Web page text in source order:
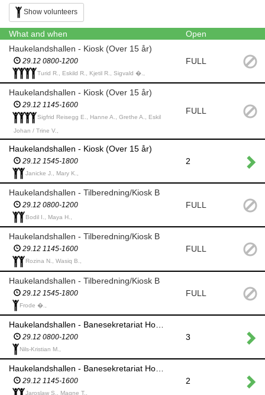
Show volunteers
What and when
Open
Haukelandshallen - Kiosk (Over 15 år)
29.12 0800-1200
Turid R., Eskild R., Kjetil R., Sigvald �.,
FULL
Haukelandshallen - Kiosk (Over 15 år)
29.12 1145-1600
Sigfrid Reisegg E., Hanne A., Grethe A., Eskil
Johan / Trine V.,
FULL
Haukelandshallen - Kiosk (Over 15 år)
29.12 1545-1800
Janicke J., Mary K.,
2
Haukelandshallen - Tilberedning/Kiosk B
29.12 0800-1200
Bodil I., Maya H.,
FULL
Haukelandshallen - Tilberedning/Kiosk B
29.12 1145-1600
Rozina N., Wasiq B.,
FULL
Haukelandshallen - Tilberedning/Kiosk B
29.12 1545-1800
Frode �.,
FULL
29.12 0800-1200
Nils-Kristian M.,
3
Haukelandshallen - Banesekretariat Hovedturnering
29.12 1145-1600
Jaroslaw S., Magne T.,
2